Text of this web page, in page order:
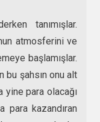
tanımışlar.
atmosferini ve
başlamışlar.
bu şahsın onu alt
yine para olacağı
para kazandıran